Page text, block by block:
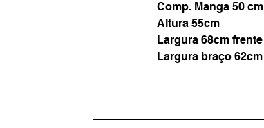
Comp. Manga 50 cm
Altura 55cm
Largura 68cm frente
Largura braço 62cm